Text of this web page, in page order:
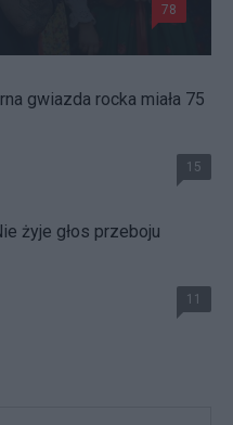
78
gwiazda rocka miała 75
15
żyje głos przeboju
11